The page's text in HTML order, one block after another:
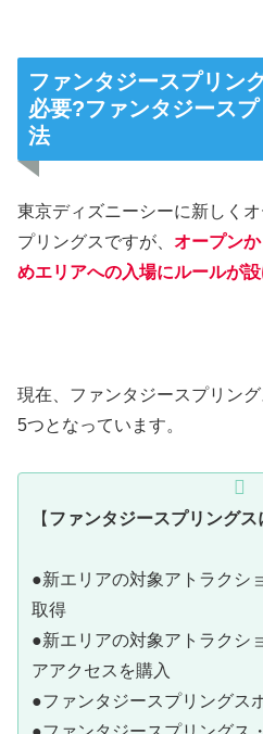
ファンタジースプリン
必要?ファンタジース
法
東京ディズニーシーに新しく
プリングスですが、 オープン
めエリアへの入場にルールが
現在、ファンタジースプリン
5つとなっています。
【 ファンタジースプリング
●新エリアの対象アトラクシ
取得
●新エリアの対象アトラクシ
アアクセスを購入
●ファンタジースプリングス